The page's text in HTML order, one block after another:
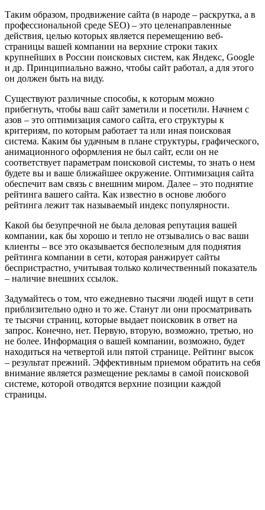
Таким образом, продвижение сайта (в народе – раскрутка, а в
профессиональной среде SEO) – это целенаправленные
действия, целью которых является перемещению веб-
страницы вашей компании на верхние строки таких
крупнейших в России поисковых систем, как Яндекс, Google
и др. Принципиально важно, чтобы сайт работал, а для этого
он должен быть на виду.
Существуют различные способы, к которым можно
прибегнуть, чтобы ваш сайт заметили и посетили. Начнем с
азов – это оптимизация самого сайта, его структуры к
критериям, по которым работает та или иная поисковая
система. Каким бы удачным в плане структуры, графического,
анимационного оформления не был сайт, если он не
соответствует параметрам поисковой системы, то знать о нем
будете вы и ваше ближайшее окружение. Оптимизация сайта
обеспечит вам связь с внешним миром. Далее – это поднятие
рейтинга вашего сайта. Как известно в основе любого
рейтинга лежит так называемый индекс популярности.
Какой бы безупречной не была деловая репутация вашей
компании, как бы хорошо и тепло не отзывались о вас ваши
клиенты – все это оказывается бесполезным для поднятия
рейтинга компании в сети, которая ранжирует сайты
беспристрастно, учитывая только количественный показатель
– наличие внешних ссылок.
Задумайтесь о том, что ежедневно тысячи людей ищут в сети
приблизительно одно и то же. Станут ли они просматривать
те тысячи страниц, которые выдает поисковик в ответ на
запрос. Конечно, нет. Первую, вторую, возможно, третью, но
не более. Информация о вашей компании, возможно, будет
находиться на четвертой или пятой странице. Рейтинг высок
– результат прежний. Эффективным приемом обратить на себя
внимание является размещение рекламы в самой поисковой
системе, которой отводятся верхние позиции каждой
страницы.